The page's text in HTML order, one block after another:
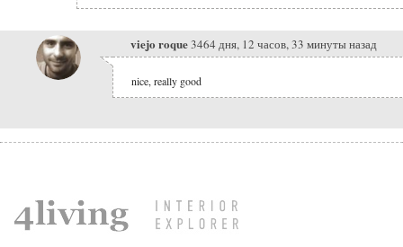
viejo roque3464 дня, 12 часов, 33 минуты назад
nice, really good